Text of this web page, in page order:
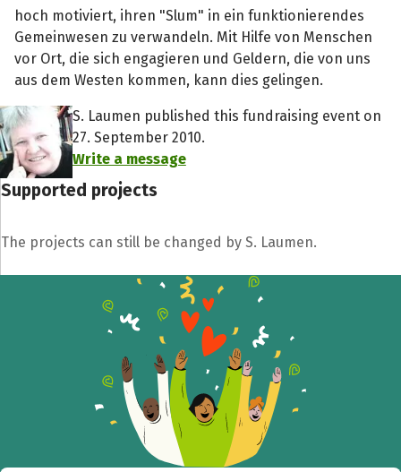
hoch motiviert, ihren "Slum" in ein funktionierendes
Gemeinwesen zu verwandeln. Mit Hilfe von Menschen
vor Ort, die sich engagieren und Geldern, die von uns
aus dem Westen kommen, kann dies gelingen.
S. Laumen published this fundraising event on
27. September 2010.
Write a message
Supported projects
The projects can still be changed by S. Laumen.